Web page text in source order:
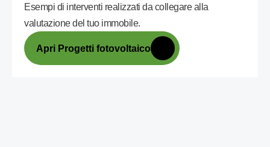
Esempi di interventi realizzati da collegare alla
valutazione del tuo immobile.
Apri Progetti fotovoltaico